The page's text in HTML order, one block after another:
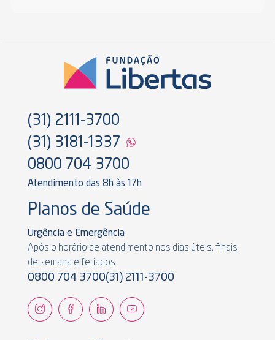
(31) 2111-3700
(31) 3181-1337
0800 704 3700
Atendimento das 8h às 17h
Planos de Saúde
Urgência e Emergência
Após o horário de atendimento nos dias úteis, finais
de semana e feriados
0800 704 3700(31) 2111-3700